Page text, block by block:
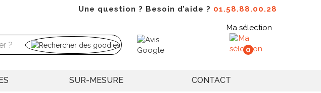
Une question ? Besoin d’aide ? 01.58.88.00.28
Ma sélection
0
SUR-MESURE CONTACT